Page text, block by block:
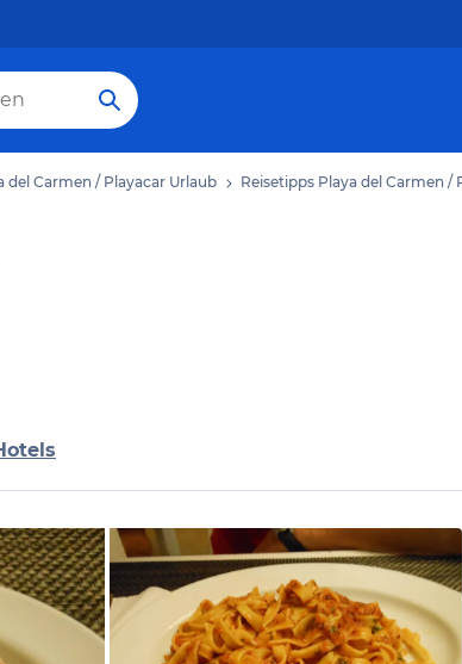
del Carmen / Playacar Urlaub Reisetipps Playa del Carmen /